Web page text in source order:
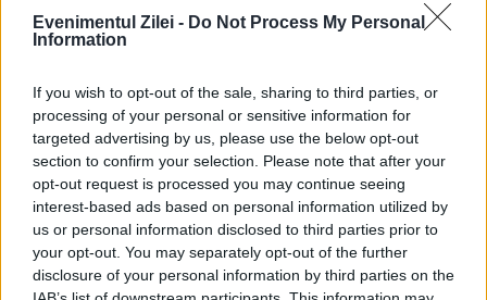
Evenimentul Zilei - Do Not Process My Personal
Information
If you wish to opt-out of the sale, sharing to third parties, or
processing of your personal or sensitive information for
targeted advertising by us, please use the below opt-out
section to confirm your selection. Please note that after your
opt-out request is processed you may continue seeing
interest-based ads based on personal information utilized by
us or personal information disclosed to third parties prior to
your opt-out. You may separately opt-out of the further
disclosure of your personal information by third parties on the
Mihai Fifor pune România față în față cu noua
realitate geopolitică: Bucureștiul a luat o
pauză de la a conta